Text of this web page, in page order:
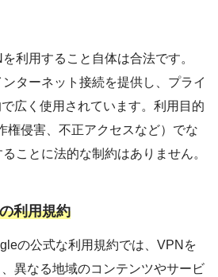
利用すること自体は合法です。
ターネット接続を提供し、プライ
広く使用されています。利用目的
権侵害、不正アクセスなど）でな
ことに法的な制約はありません。
利用規約
の公式な利用規約では、VPNを
異なる地域のコンテンツやサービ